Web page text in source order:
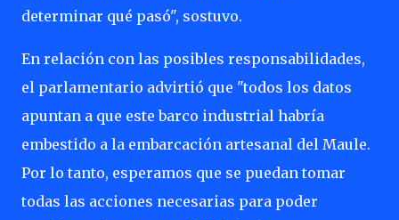
determinar qué pasó", sostuvo.
En relación con las posibles responsabilidades,
el parlamentario advirtió que "todos los datos
apuntan a que este barco industrial habría
embestido a la embarcación artesanal del Maule.
Por lo tanto, esperamos que se puedan tomar
todas las acciones necesarias para poder